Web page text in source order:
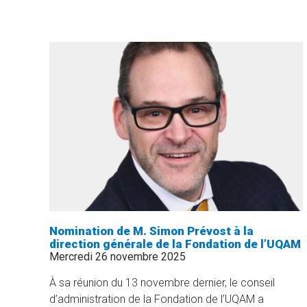
PAR
L’HÉRITAGE
DE
DANIELLE
AUBRY
»
Nomination de M. Simon Prévost à la
direction générale de la Fondation de l’UQAM
Mercredi 26 novembre 2025
À sa réunion du 13 novembre dernier, le conseil
d’administration de la Fondation de l’UQAM a